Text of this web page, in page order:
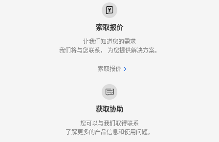
索取报价
让我们知道您的需求
我们将与您联系， 为您提供解决方案。
索取报价
获取协助
您可以与我们取得联系
了解更多的产品信息和使用问题。